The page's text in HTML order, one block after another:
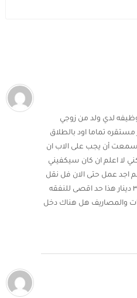
وظيفه لدي ولد من زوجي
مستقره تماما اود بالطلاق
أن يجب على الاب ان
لا اعلم ان كان سيكفيني
اجد عمل حتى الان فل نقل
انه وفر لي السكن والخادمه و٣٠٠ دينار هذا حد اقصى للنفقه
والمصاريف هل هناك دخل